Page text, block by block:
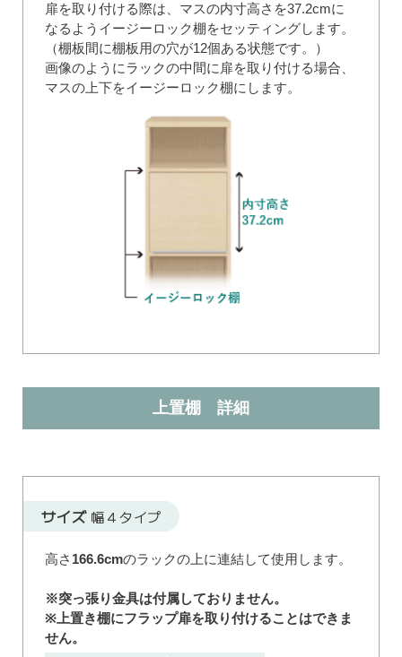
扉を取り付ける際は、マスの内寸高さを37.2cmに
なるようイージーロック棚をセッティングします。
（棚板間に棚板用の穴が12個ある状態です。）
画像のようにラックの中間に扉を取り付ける場合、
マスの上下をイージーロック棚にします。
上置棚 詳細
サイズ 幅４タイプ
高さ 166.6cmのラックの上に連結して使用します。
※突っ張り金具は付属しておりません。
※上置き棚にフラップ扉を取り付けることはできま
せん。